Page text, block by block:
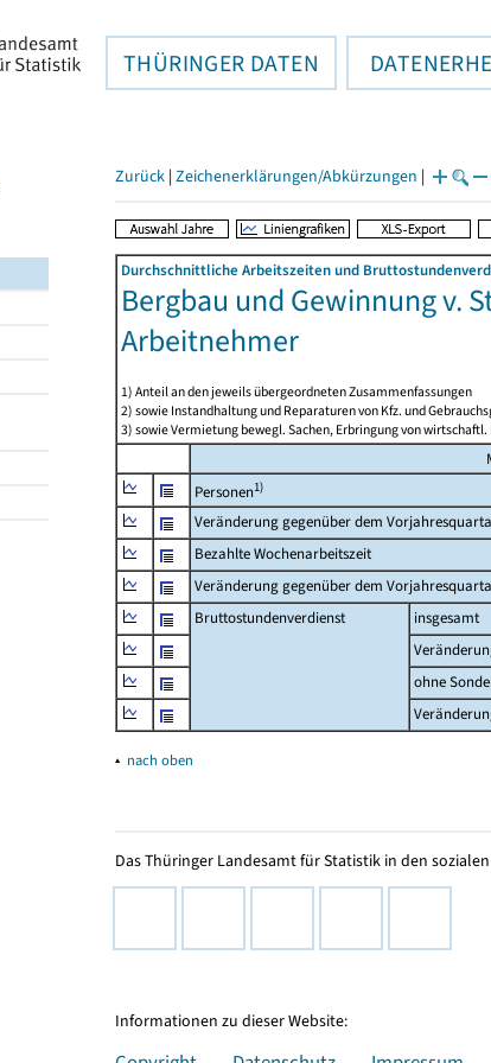
THÜRINGER DATEN
Zurück | Zeichenerklärungen/Abkürzungen |
Durchschnittliche Arbeitszeiten und
Bergbau und Gewinnung v.
Arbeitnehmer
1) Anteil an den jeweils übergeordneten Zusammenfassungen
2) sowie Instandhaltung und Reparaturen von Kfz. und
3) sowie Vermietung bewegl. Sachen, Erbringung von
Personen1)
Veränderung gegenüber dem
Bezahlte Wochenarbeitszeit
Veränderung gegenüber dem
Bruttostundenverdienst
insgesamt
ohne
▴ nach oben
Das Thüringer Landesamt für Statistik in den
Informationen zu dieser Website: